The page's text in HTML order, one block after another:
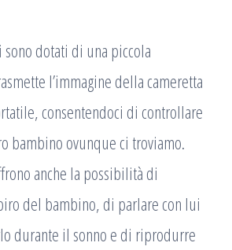
dotati di una piccola
l’immagine della cameretta
consentendoci di controllare
bambino ovunque ci troviamo.
anche la possibilità di
del bambino, di parlare con lui
durante il sonno e di riprodurre